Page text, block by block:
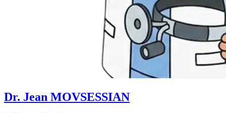
Dr. Jean MOVSESSIAN